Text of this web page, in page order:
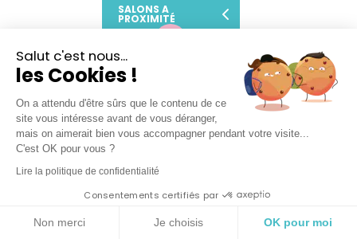
SALONS A
PROXIMITÉ
Lundi
Fermé
Mardi
09h30-19h
Mercredi
09h30-19h
Jeudi
Vendredi
Samedi
VOTRE SALON DE COIFFURE
Salut c'est nous...
les Cookies !
On a attendu d'être sûrs que le contenu de ce
site vous intéresse avant de vous déranger,
mais on aimerait bien vous accompagner pendant votre visite...
C'est OK pour vous ?
Lire la politique de confidentialité
Consentements certifiés par
Non merci Je choisis OK pour moi